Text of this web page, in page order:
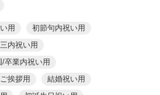
用
初節句内祝い用
内祝い用
/卒業内祝い用
挨拶用
結婚祝い用